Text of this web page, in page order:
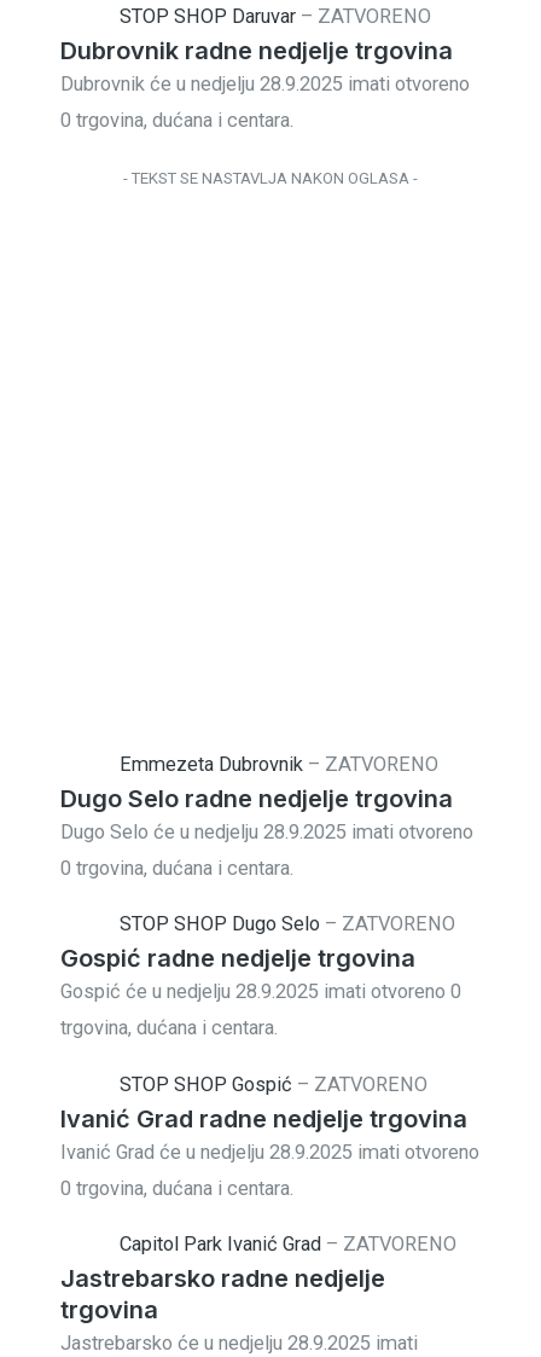
STOP SHOP Daruvar – ZATVORENO
Dubrovnik radne nedjelje trgovina
Dubrovnik će u nedjelju 28.9.2025 imati otvoreno
0 trgovina, dućana i centara.
- TEKST SE NASTAVLJA NAKON OGLASA -
Emmezeta Dubrovnik – ZATVORENO
Dugo Selo radne nedjelje trgovina
Dugo Selo će u nedjelju 28.9.2025 imati otvoreno
0 trgovina, dućana i centara.
STOP SHOP Dugo Selo – ZATVORENO
Gospić radne nedjelje trgovina
Gospić će u nedjelju 28.9.2025 imati otvoreno 0
trgovina, dućana i centara.
STOP SHOP Gospić – ZATVORENO
Ivanić Grad radne nedjelje trgovina
Ivanić Grad će u nedjelju 28.9.2025 imati otvoreno
0 trgovina, dućana i centara.
Capitol Park Ivanić Grad – ZATVORENO
Jastrebarsko radne nedjelje
trgovina
Jastrebarsko će u nedjelju 28.9.2025 imati